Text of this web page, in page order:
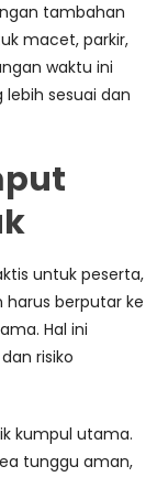
tambahan
macet, parkir,
waktu ini
sesuai dan
untuk peserta,
harus berputar ke
Hal ini
risiko
kumpul utama.
tunggu aman,